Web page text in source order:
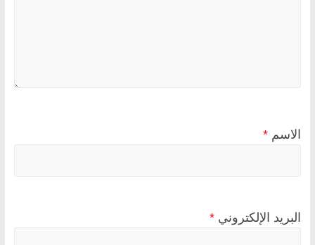
الاسم *
البريد الإلكتروني *